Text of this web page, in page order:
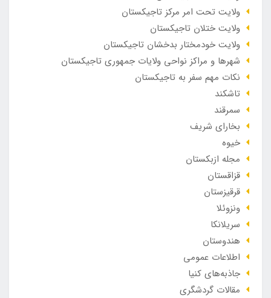
ولایت تحت امر مرکز تاجیکستان
ولایت ختلان تاجیکستان
ولایت خودمختار بدخشان تاجیکستان
شهرها و مراکز نواحی ولایات جمهوری تاجیکستان
نکات مهم سفر به تاجیکستان
تاشکند
سمرقند
بخارای شریف
خیوه
مجله ازبکستان
قزاقستان
قرقیزستان
ونزوئلا
سریلانکا
هندوستان
اطلاعات عمومی
جاذبه‌های کنیا
مقالات گردشگری